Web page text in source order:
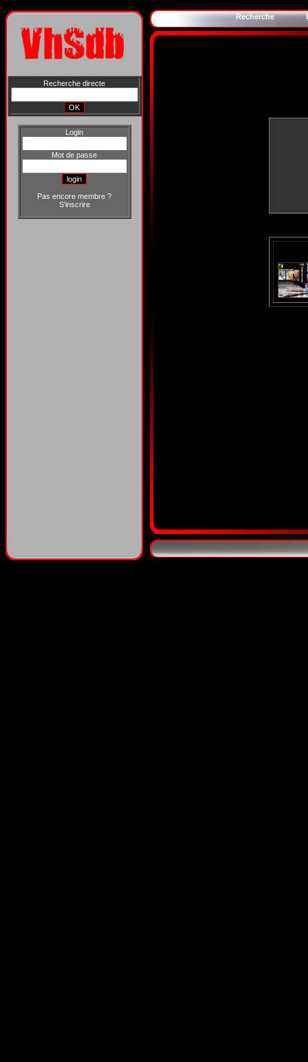
Recherche directe
Login
Mot de passe
Pas encore membre ?
S'inscrire
Recherche